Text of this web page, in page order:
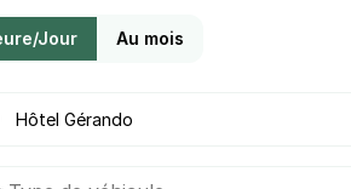
Jour Au mois
vous un parking ?